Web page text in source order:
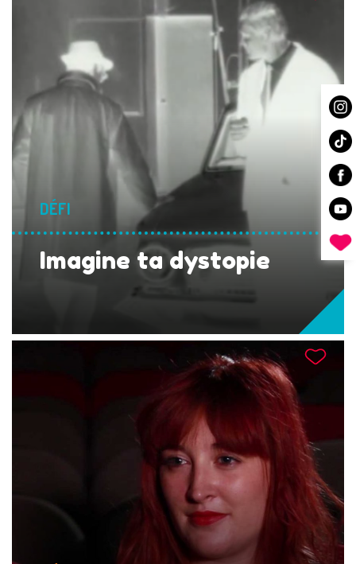
DÉFI
Imagine ta dystopie